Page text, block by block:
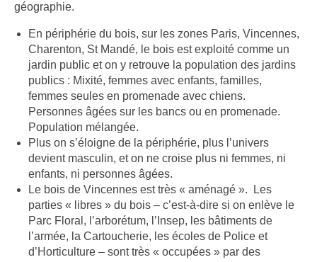
géographie.
En périphérie du bois, sur les zones Paris, Vincennes,
Charenton, St Mandé, le bois est exploité comme un
jardin public et on y retrouve la population des jardins
publics : Mixité, femmes avec enfants, familles,
femmes seules en promenade avec chiens.
Personnes âgées sur les bancs ou en promenade.
Population mélangée.
Plus on s’éloigne de la périphérie, plus l’univers
devient masculin, et on ne croise plus ni femmes, ni
enfants, ni personnes âgées.
Le bois de Vincennes est très « aménagé ». Les
parties « libres » du bois – c’est-à-dire si on enlève le
Parc Floral, l’arborétum, l’Insep, les bâtiments de
l’armée, la Cartoucherie, les écoles de Police et
d’Horticulture – sont très « occupées » par des